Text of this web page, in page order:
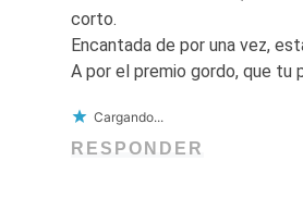
corto.
Encantada de por una vez,
A por el premio gordo, que tu
Cargando...
RESPONDER